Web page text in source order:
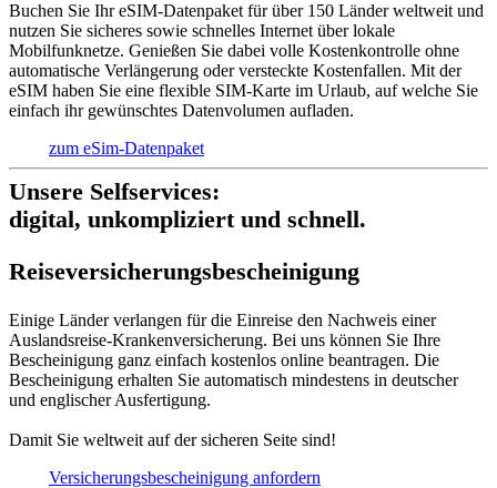
Buchen Sie Ihr eSIM-Datenpaket für über 150 Länder weltweit und
nutzen Sie sicheres sowie schnelles Internet über lokale
Mobilfunknetze. Genießen Sie dabei volle Kostenkontrolle ohne
automatische Verlängerung oder versteckte Kostenfallen. Mit der
eSIM haben Sie eine flexible SIM-Karte im Urlaub, auf welche Sie
einfach ihr gewünschtes Datenvolumen aufladen.
zum eSim-Datenpaket
Unsere Selfservices:
digital, unkompliziert und schnell.
Reise­versich­erungs­beschei­nigung
Einige Länder verlangen für die Einreise den Nachweis einer
Auslandsreise-Krankenversicherung. Bei uns können Sie Ihre
Bescheinigung ganz einfach kostenlos online beantragen. Die
Bescheinigung erhalten Sie automatisch mindestens in deutscher
und englischer Ausfertigung.
Damit Sie weltweit auf der sicheren Seite sind!
Versicherungs­bescheinigung anfordern